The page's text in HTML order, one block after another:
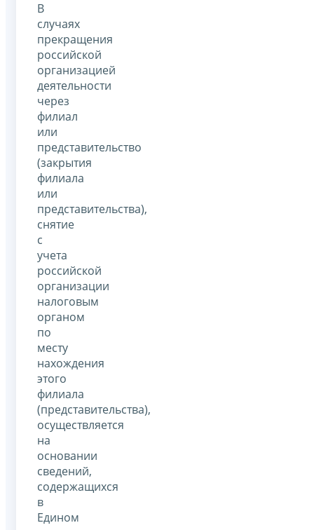
В
случаях
прекращения
российской
организацией
деятельности
через
филиал
или
представительство
(закрытия
филиала
или
представительства),
снятие
с
учета
российской
организации
налоговым
органом
по
месту
нахождения
этого
филиала
(представительства),
осуществляется
на
основании
сведений,
содержащихся
в
Едином